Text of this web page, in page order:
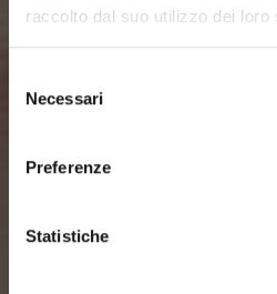
raccolto dal suo utilizzo dei loro
delNecessari
Preferenze
Statistiche